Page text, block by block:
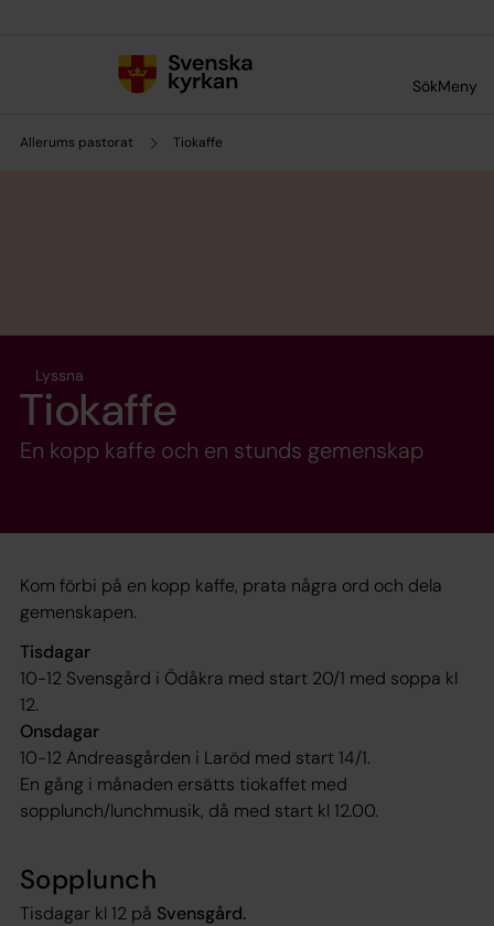
SökMeny
Allerums pastorat Tiokaffe
Lyssna
Tiokaffe
En kopp kaffe och en stunds gemenskap
Kom förbi på en kopp kaffe, prata några ord och dela
gemenskapen.
Tisdagar
10-12 Svensgård i Ödåkra med start 20/1 med soppa kl
12.
Onsdagar
10-12 Andreasgården i Laröd med start 14/1.
En gång i månaden ersätts tiokaffet med
sopplunch/lunchmusik, då med start kl 12.00.
Sopplunch
Tisdagar kl 12 på Svensgård.